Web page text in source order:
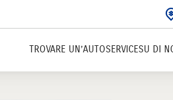
TROVARE UN’AUTOSERVICESU DI